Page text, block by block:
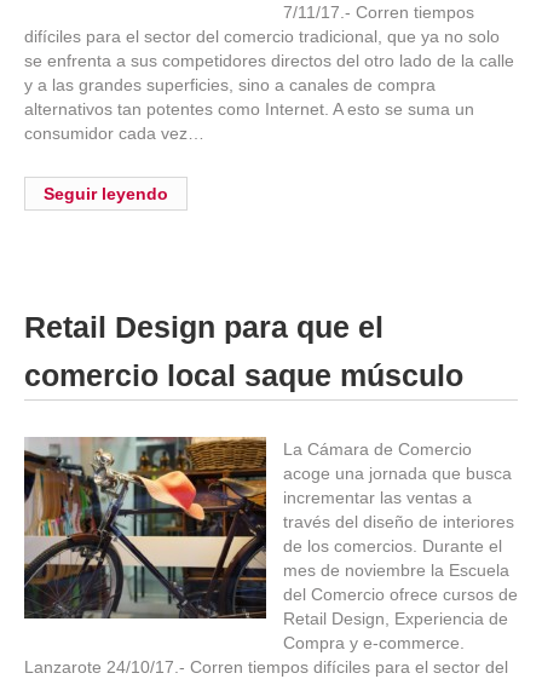
7/11/17.- Corren tiempos
difíciles para el sector del comercio tradicional, que ya no solo
se enfrenta a sus competidores directos del otro lado de la calle
y a las grandes superficies, sino a canales de compra
alternativos tan potentes como Internet. A esto se suma un
consumidor cada vez…
Seguir leyendo
Retail Design para que el
comercio local saque músculo
La Cámara de Comercio
acoge una jornada que busca
incrementar las ventas a
través del diseño de interiores
de los comercios. Durante el
mes de noviembre la Escuela
del Comercio ofrece cursos de
Retail Design, Experiencia de
Compra y e-commerce.
Lanzarote 24/10/17.- Corren tiempos difíciles para el sector del